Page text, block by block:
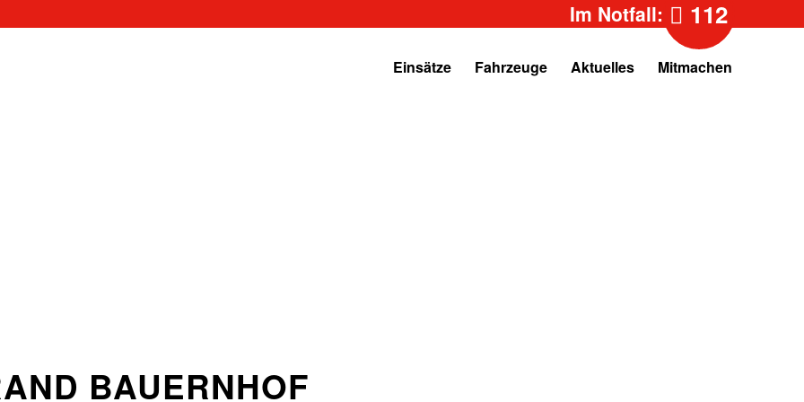
Im Notfall: 112
Einsätze Fahrzeuge Aktuelles Mitmachen
BAUERNHOF